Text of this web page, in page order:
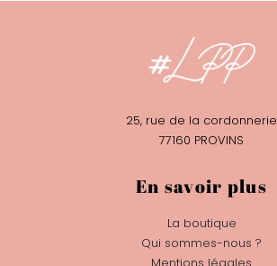
25, rue de la cordonnerie
77160 PROVINS
En savoir plus
La boutique
Qui sommes-nous ?
Mentions légales